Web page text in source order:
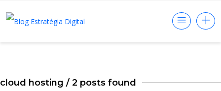
cloud hosting / 2 posts found